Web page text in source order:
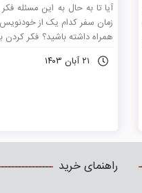
آیا تا به حال به این مسئله
زمان سفر کدام یک از
همراه داشته باشید؟ فکر کردن
باشید بسیار دشوار است. در
۲۱ آبان ۱۴۰۳
راهنمای خرید